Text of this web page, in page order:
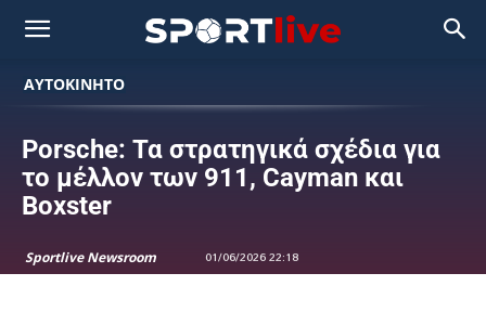
ΑΥΤΟΚΙΝΗΤΟ
Porsche: Τα στρατηγικά σχέδια για
το μέλλον των 911, Cayman και
Boxster
Sportlive Newsroom 01/06/2026 22:18